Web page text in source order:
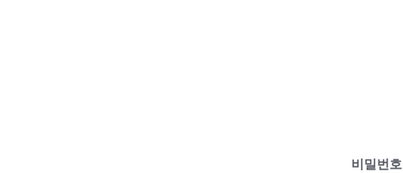
비밀번호